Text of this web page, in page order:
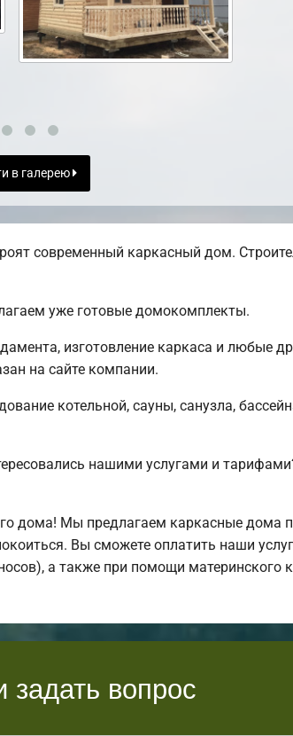
в галерею
современный каркасный дом.
уже готовые домокомплекты.
изготовление каркаса и любые
на сайте компании.
котельной, сауны, санузла,
нашими услугами и
дома! Мы предлагаем каркасные дома
Вы сможете оплатить наши
а также при помощи материнского
задать вопрос